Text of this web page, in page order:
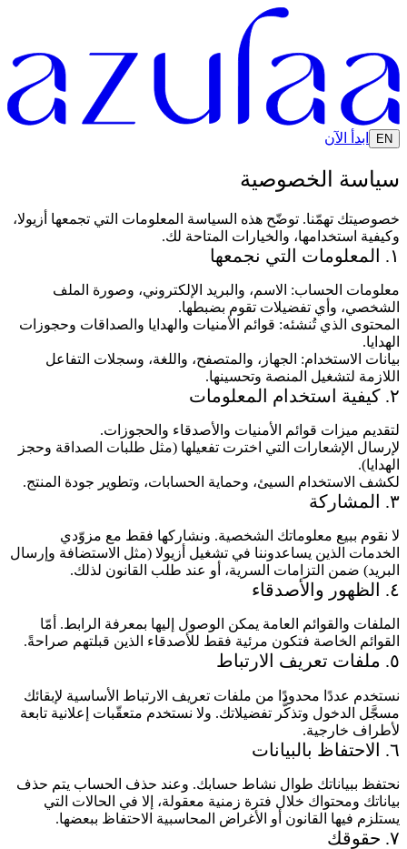
EN ابدأ الآن
سياسة الخصوصية
خصوصيتك تهمّنا. توضّح هذه السياسة المعلومات التي تجمعها أزيولا،
وكيفية استخدامها، والخيارات المتاحة لك.
١. المعلومات التي نجمعها
معلومات الحساب: الاسم، والبريد الإلكتروني، وصورة الملف
الشخصي، وأي تفضيلات تقوم بضبطها.
المحتوى الذي تُنشئه: قوائم الأمنيات والهدايا والصداقات وحجوزات
الهدايا.
بيانات الاستخدام: الجهاز، والمتصفح، واللغة، وسجلات التفاعل
اللازمة لتشغيل المنصة وتحسينها.
٢. كيفية استخدام المعلومات
لتقديم ميزات قوائم الأمنيات والأصدقاء والحجوزات.
لإرسال الإشعارات التي اخترت تفعيلها (مثل طلبات الصداقة وحجز
الهدايا).
لكشف الاستخدام السيئ، وحماية الحسابات، وتطوير جودة المنتج.
٣. المشاركة
لا نقوم ببيع معلوماتك الشخصية. ونشاركها فقط مع مزوّدي
الخدمات الذين يساعدوننا في تشغيل أزيولا (مثل الاستضافة وإرسال
البريد) ضمن التزامات السرية، أو عند طلب القانون لذلك.
٤. الظهور والأصدقاء
الملفات والقوائم العامة يمكن الوصول إليها بمعرفة الرابط. أمّا
القوائم الخاصة فتكون مرئية فقط للأصدقاء الذين قبلتهم صراحةً.
٥. ملفات تعريف الارتباط
نستخدم عددًا محدودًا من ملفات تعريف الارتباط الأساسية لإبقائك
مسجَّل الدخول وتذكُّر تفضيلاتك. ولا نستخدم متعقّبات إعلانية تابعة
لأطراف خارجية.
٦. الاحتفاظ بالبيانات
نحتفظ ببياناتك طوال نشاط حسابك. وعند حذف الحساب يتم حذف
بياناتك ومحتواك خلال فترة زمنية معقولة، إلا في الحالات التي
يستلزم فيها القانون أو الأغراض المحاسبية الاحتفاظ ببعضها.
٧. حقوقك